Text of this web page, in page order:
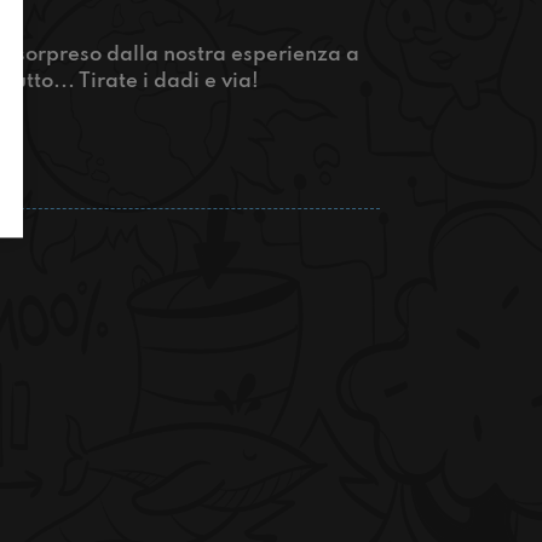
sorpreso dalla nostra esperienza a
Tirate i dad​i e via!